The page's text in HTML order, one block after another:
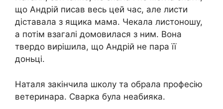
що Андрій писав весь цей час, але листи
діставала з ящика мама. Чекала листоношу,
а потім взагалі домовилася з ним. Вона
твердо вирішила, що Андрій не пара її
доньці.
Наталя закінчила школу та обрала професію
ветеринара. Сварка була неабияка.